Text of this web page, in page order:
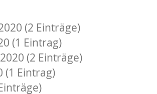
(2 Einträge)
(1 Eintrag)
(2 Einträge)
(1 Eintrag)